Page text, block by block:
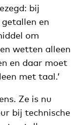
bij
en
om
wetten alleen
en daar moet
met taal.’
Ze is nu
bij technische